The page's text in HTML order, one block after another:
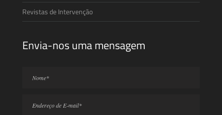
Revistas de Intervenção
Envia-nos uma mensagem